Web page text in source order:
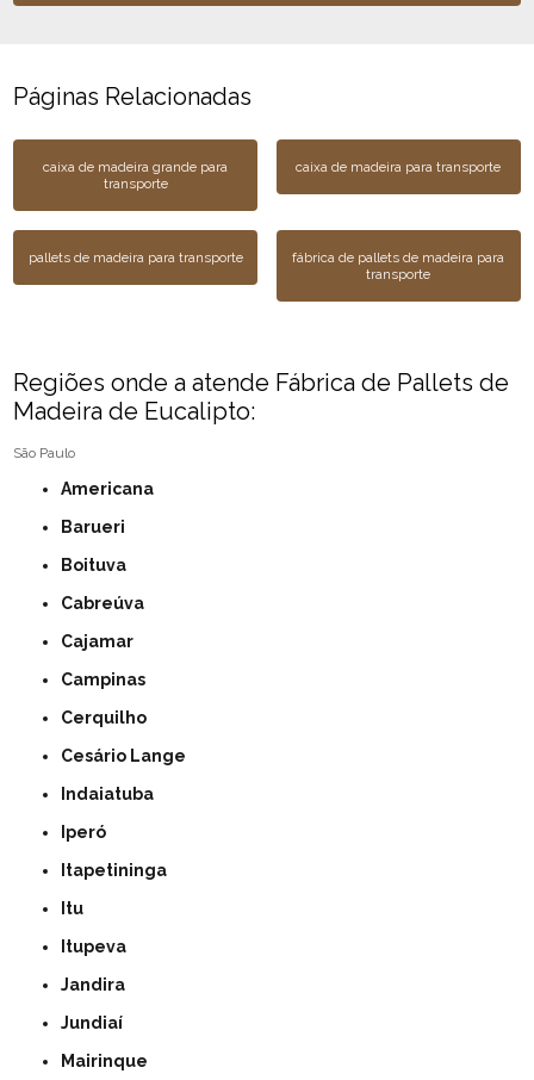
Páginas Relacionadas
caixa de madeira grande para
transporte
caixa de madeira para transporte
pallets de madeira para transporte
fábrica de pallets de madeira para
transporte
Regiões onde a atende Fábrica de Pallets de
Madeira de Eucalipto:
São Paulo
Americana
Barueri
Boituva
Cabreúva
Cajamar
Campinas
Cerquilho
Cesário Lange
Indaiatuba
Iperó
Itapetininga
Itu
Itupeva
Jandira
Jundiaí
Mairinque